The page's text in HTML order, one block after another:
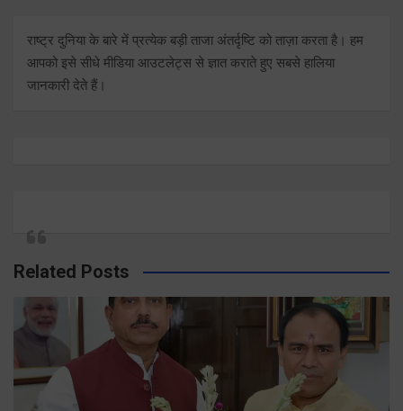
राष्ट्र दुनिया के बारे में प्रत्येक बड़ी ताजा अंतर्दृष्टि को ताज़ा करता है। हम
आपको इसे सीधे मीडिया आउटलेट्स से ज्ञात कराते हुए सबसे हालिया
जानकारी देते हैं।
Related Posts